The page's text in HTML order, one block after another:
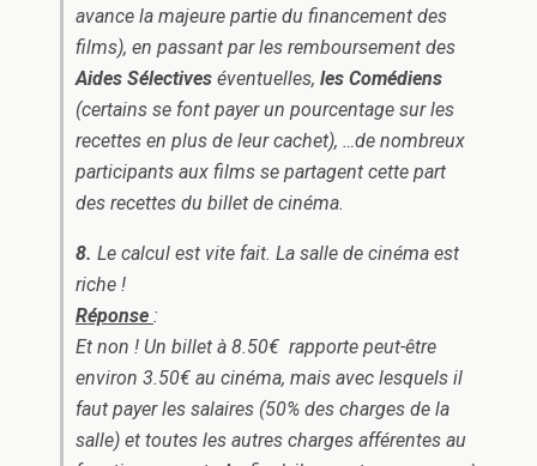
avance la majeure partie du financement des
films), en passant par les remboursement des
Aides Sélectives éventuelles, les Comédiens
(certains se font payer un pourcentage sur les
recettes en plus de leur cachet), …de nombreux
participants aux films se partagent cette part
des recettes du billet de cinéma.
8. Le calcul est vite fait. La salle de cinéma est
riche !
Réponse :
Et non ! Un billet à 8.50€ rapporte peut-être
environ 3.50€ au cinéma, mais avec lesquels il
faut payer les salaires (50% des charges de la
salle) et toutes les autres charges afférentes au